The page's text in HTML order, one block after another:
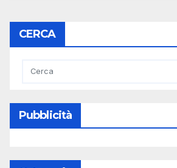
CERCA
Pubblicità